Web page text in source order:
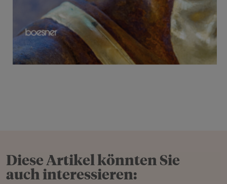
Diese Artikel könnten Sie
auch interessieren: